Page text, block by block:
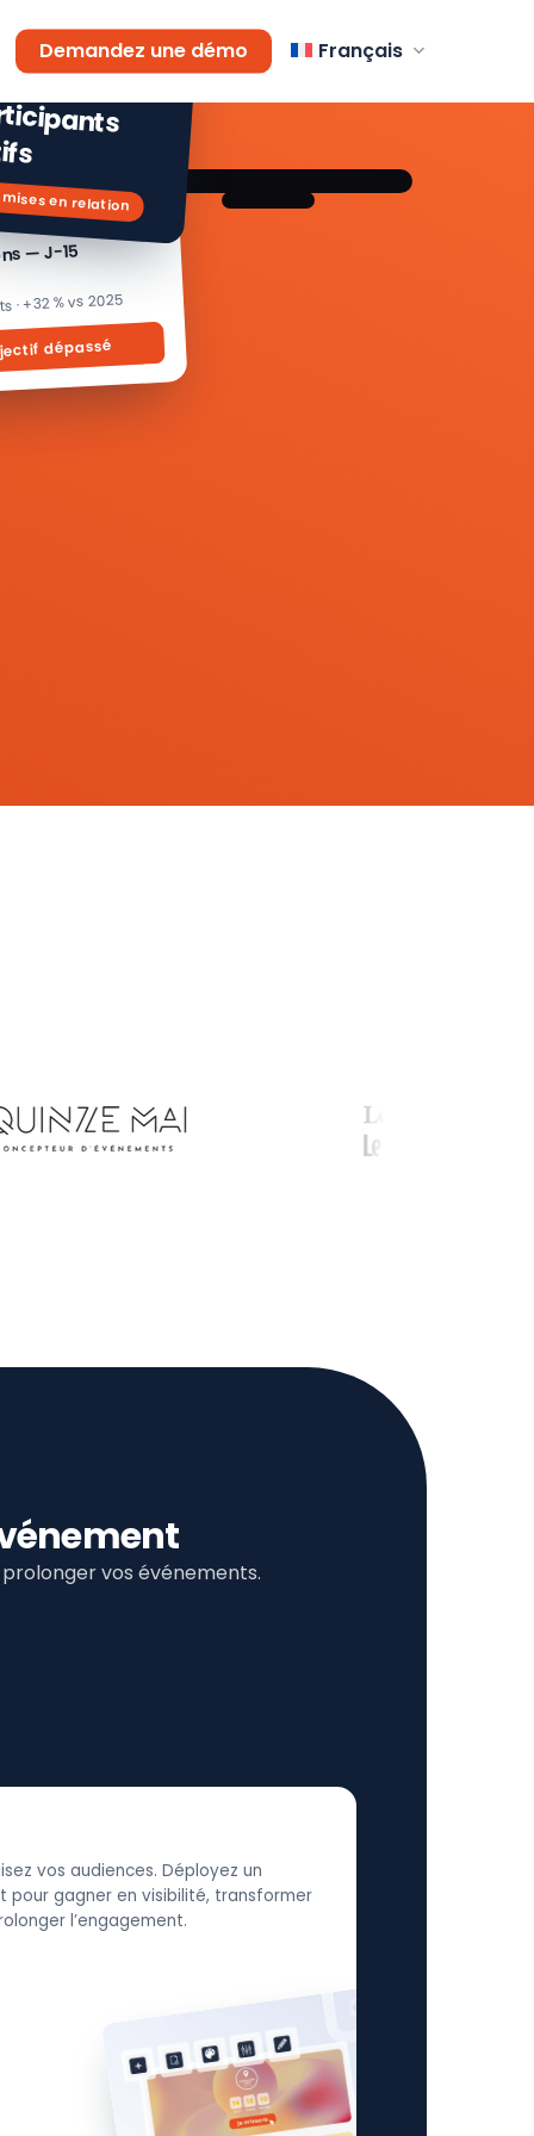
Demandez une démo Français
— J-15
· +32 % vs 2025
dépassé
de
mises en relation
vos événements.
vos audiences. Déployez un
gagner en visibilité, transformer
l’engagement.